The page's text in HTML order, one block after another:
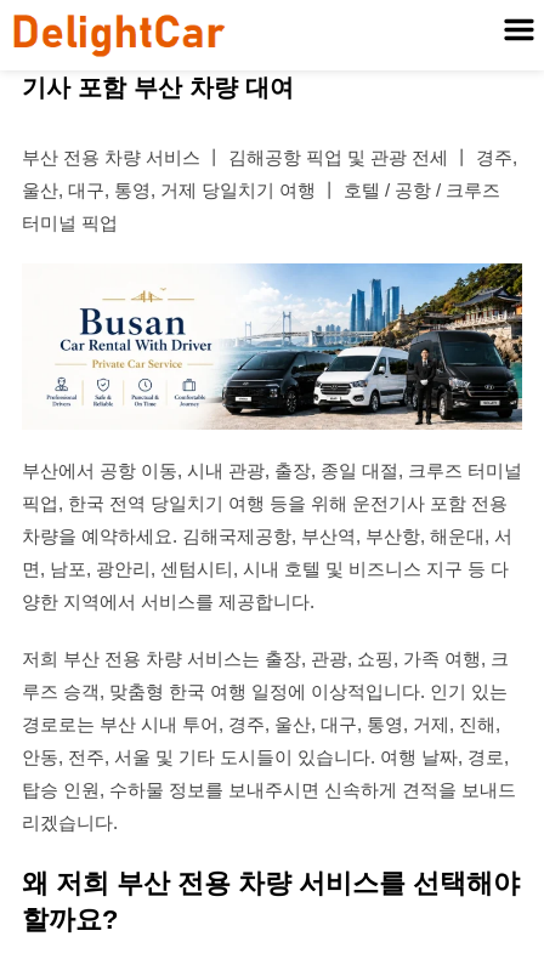
기사 포함 부산 차량 대여
부산 전용 차량 서비스 丨 김해공항 픽업 및 관광 전세 丨 경주,
울산, 대구, 통영, 거제 당일치기 여행 丨 호텔 / 공항 / 크루즈
터미널 픽업
부산에서 공항 이동, 시내 관광, 출장, 종일 대절, 크루즈 터미널
픽업, 한국 전역 당일치기 여행 등을 위해 운전기사 포함 전용
차량을 예약하세요. 김해국제공항, 부산역, 부산항, 해운대, 서
면, 남포, 광안리, 센텀시티, 시내 호텔 및 비즈니스 지구 등 다
양한 지역에서 서비스를 제공합니다.
저희 부산 전용 차량 서비스는 출장, 관광, 쇼핑, 가족 여행, 크
루즈 승객, 맞춤형 한국 여행 일정에 이상적입니다. 인기 있는
경로로는 부산 시내 투어, 경주, 울산, 대구, 통영, 거제, 진해,
안동, 전주, 서울 및 기타 도시들이 있습니다. 여행 날짜, 경로,
탑승 인원, 수하물 정보를 보내주시면 신속하게 견적을 보내드
리겠습니다.
왜 저희 부산 전용 차량 서비스를 선택해야
할까요?